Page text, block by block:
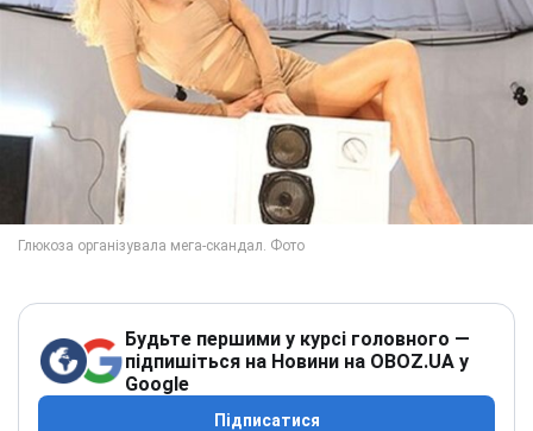
Будьте першими у курсі головного —
підпишіться на Новини на OBOZ.UA у
Google
Підписатися